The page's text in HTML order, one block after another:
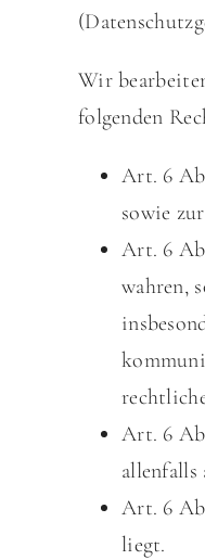
Wir
folgenden
Art. 6
sowie
Art. 6
wahren,
Art. 6
Art. 6
liegt.